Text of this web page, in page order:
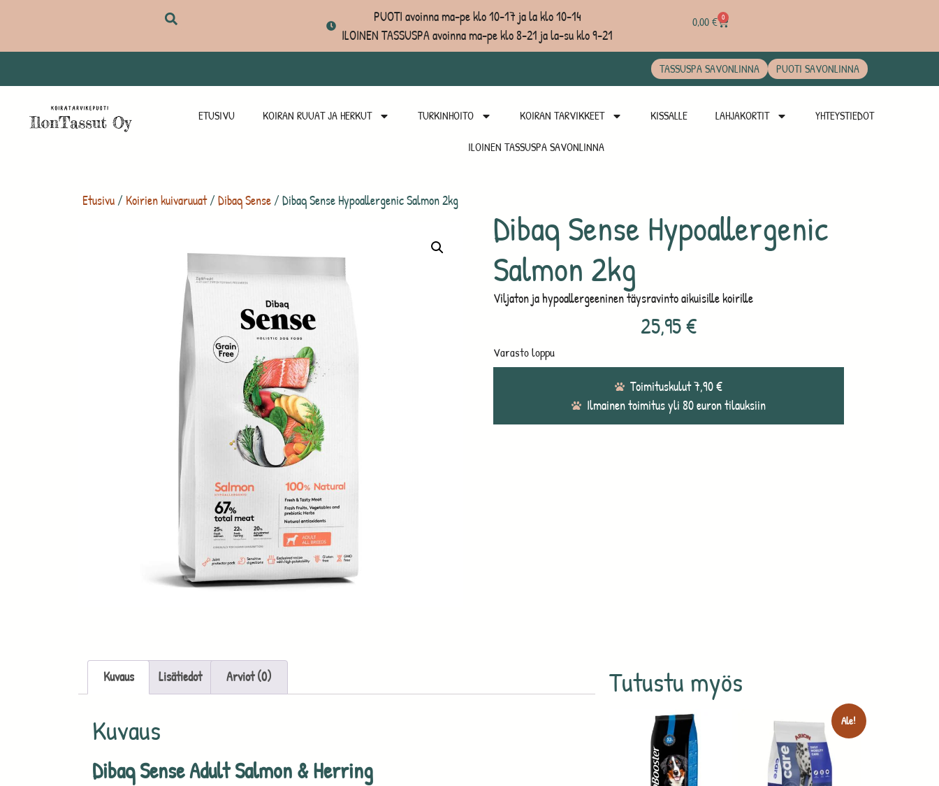
PUOTI avoinna ma-pe klo 10-17 ja la klo 10-14
ILOINEN TASSUSPA avoinna ma-pe klo 8-21 ja la-su klo 9-21
0,00€ 0
TASSUSPA SAVONLINNA PUOTI SAVONLINNA
ETUSIVU KOIRAN RUUAT JA HERKUT TURKINHOITO KOIRAN TARVIKKEET KISSALLE LAHJAKORTIT YHTEYSTIEDOT
ILOINEN TASSUSPA SAVONLINNA
Etusivu/Koirien kuivaruuat/Dibaq Sense/ Dibaq Sense Hypoallergenic Salmon 2kg
Dibaq Sense Hypoallergenic
Salmon 2kg
Viljaton ja hypoallergeeninen täysravinto aikuisille koirille
25,95€
Varasto loppu
Toimituskulut 7,90 €
Ilmainen toimitus yli 80 euron tilauksiin
Tutustu myös
Ale!
Kuvaus Lisätiedot Arviot (0)
Kuvaus
Dibaq Sense Adult Salmon & Herring